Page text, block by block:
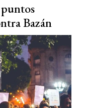
Bazán